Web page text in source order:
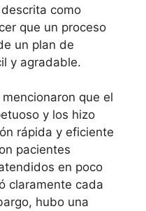
como
que un proceso
un plan de
y agradable.
que el
y los hizo
rápida y eficiente
pacientes
en poco
claramente cada
hubo una